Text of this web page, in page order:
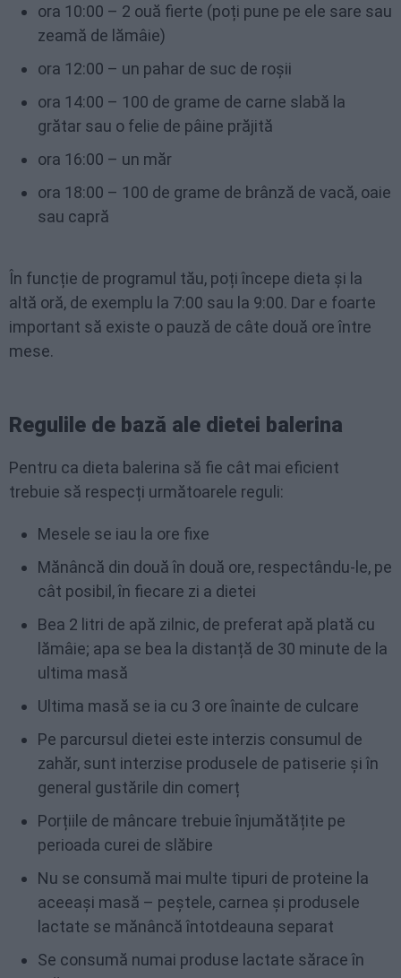
ora 10:00 – 2 ouă fierte (poți pune pe ele sare sau
zeamă de lămâie)
ora 12:00 – un pahar de suc de roșii
ora 14:00 – 100 de grame de carne slabă la
grătar sau o felie de pâine prăjită
ora 16:00 – un măr
ora 18:00 – 100 de grame de brânză de vacă, oaie
sau capră
În funcție de programul tău, poți începe dieta și la
altă oră, de exemplu la 7:00 sau la 9:00. Dar e foarte
important să existe o pauză de câte două ore între
mese.
Regulile de bază ale dietei balerina
Pentru ca dieta balerina să fie cât mai eficient
trebuie să respecți următoarele reguli:
Mesele se iau la ore fixe
Mănâncă din două în două ore, respectându-le, pe
cât posibil, în fiecare zi a dietei
Bea 2 litri de apă zilnic, de preferat apă plată cu
lămâie; apa se bea la distanță de 30 minute de la
ultima masă
Ultima masă se ia cu 3 ore înainte de culcare
Pe parcursul dietei este interzis consumul de
zahăr, sunt interzise produsele de patiserie și în
general gustările din comerț
Porțiile de mâncare trebuie înjumătățite pe
perioada curei de slăbire
Nu se consumă mai multe tipuri de proteine la
aceeași masă – peștele, carnea și produsele
lactate se mănâncă întotdeauna separat
Se consumă numai produse lactate sărace în